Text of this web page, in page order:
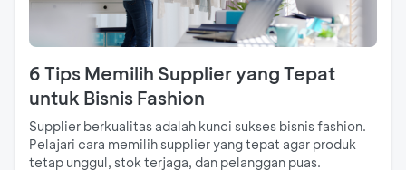
6 Tips Memilih Supplier yang Tepat
untuk Bisnis Fashion
Supplier berkualitas adalah kunci sukses bisnis fashion.
Pelajari cara memilih supplier yang tepat agar produk
tetap unggul, stok terjaga, dan pelanggan puas.